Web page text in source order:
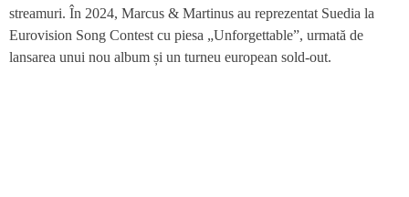
streamuri. În 2024, Marcus & Martinus au reprezentat Suedia la
Eurovision Song Contest cu piesa „Unforgettable”, urmată de
lansarea unui nou album și un turneu european sold-out.